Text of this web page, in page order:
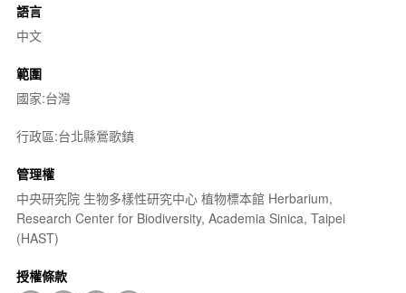
語言
中文
範圍
國家:台灣
行政區:台北縣鶯歌鎮
管理權
中央研究院 生物多樣性研究中心 植物標本館 Herbarium,
Research Center for Biodiversity, Academia Sinica, Taipei
(HAST)
授權條款